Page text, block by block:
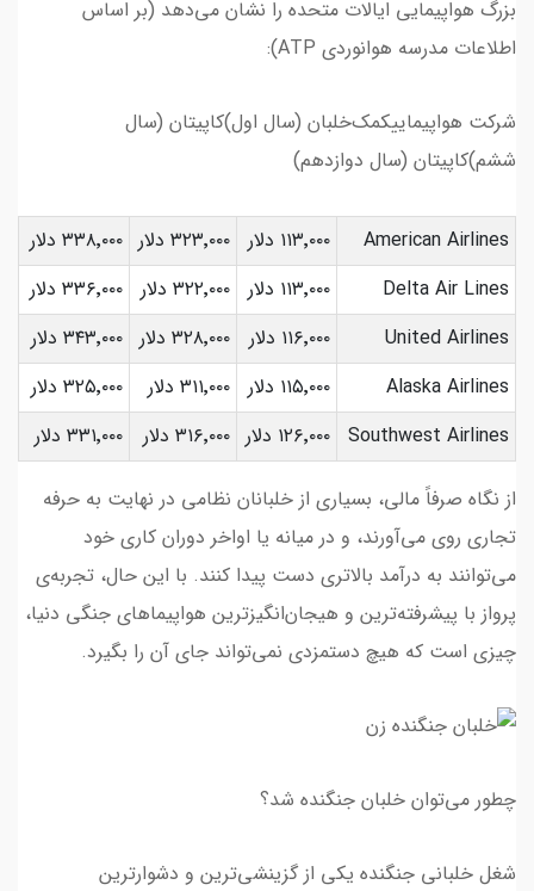
بزرگ هواپیمایی ایالات متحده را نشان می‌دهد (بر اساس
اطلاعات مدرسه هوانوردی ATP):
شرکت هواپیماییکمک‌خلبان (سال اول)کاپیتان (سال
ششم)کاپیتان (سال دوازدهم)
American Airlines ۱۱۳٬۰۰۰ دلار ۳۲۳٬۰۰۰ دلار
۳۳۸٬۰۰۰ دلار
Delta Air Lines
۱۱۳٬۰۰۰ دلار ۳۲۲٬۰۰۰ دلار
۳۳۶٬۰۰۰ دلار
United Airlines
۱۱۶٬۰۰۰ دلار ۳۲۸٬۰۰۰ دلار
۳۴۳٬۰۰۰ دلار
Alaska Airlines
۱۱۵٬۰۰۰ دلار ۳۱۱٬۰۰۰ دلار
۳۲۵٬۰۰۰ دلار
Southwest Airlines
۱۲۶٬۰۰۰ دلار ۳۱۶٬۰۰۰ دلار ۳۳۱٬۰۰۰ دلار
از نگاه صرفاً مالی، بسیاری از خلبانان نظامی در نهایت به حرفه
تجاری روی می‌آورند، و در میانه یا اواخر دوران کاری خود
می‌توانند به درآمد بالاتری دست پیدا کنند. با این حال، تجربه‌ی
پرواز با پیشرفته‌ترین و هیجان‌انگیزترین هواپیماهای جنگی دنیا،
چیزی است که هیچ دستمزدی نمی‌تواند جای آن را بگیرد.
چطور می‌توان خلبان جنگنده شد؟
شغل خلبانی جنگنده یکی از گزینشی‌ترین و دشوارترین